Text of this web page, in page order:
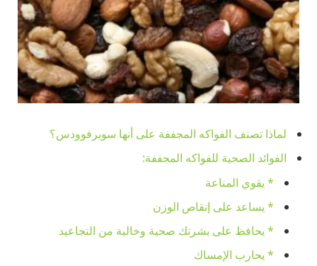
لماذا تصنف الفواكه المجففة على أنها سوبرفوودس؟
الفوائد الصحية للفواكه المجففة:
* يقوي المناعة
* يساعد على إنقاص الوزن
* يحافظ على بشرتك صحية وخالية من التجاعيد
* يحارب الإمساك